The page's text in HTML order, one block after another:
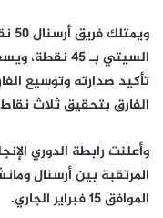
السيتي بـ 45
تأكيد صدارته وتوسيع
الفارق بتحقيق ثلاث
وأعلنت رابطة الدوري
المرتقبة بين أرسنال
الموافق 15 فبراير الجاري.